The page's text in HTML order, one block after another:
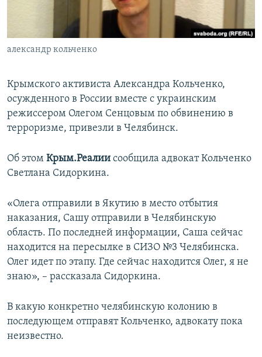
ПОБЕДИТЕЛЕЙ НЕ СУДЯТ?
КРЫМ.НЕПОКОРЕННЫЙ
ELIFBE
ПРИСОЕДИНЯЙТЕСЬ!
Все сайты RFE/RL
александр кольченко
Крымского активиста Александра Кольченко,
осужденного в России вместе с украинским
режиссером Олегом Сенцовым по обвинению в
терроризме, привезли в Челябинск.
Об этом Крым.Реалии сообщила адвокат Кольченко
Светлана Сидоркина.
«Олега отправили в Якутию в место отбытия
наказания, Сашу отправили в Челябинскую
область. По последней информации, Саша сейчас
находится на пересылке в СИЗО №3 Челябинска.
Олег идет по этапу. Где сейчас находится Олег, я не
знаю», – рассказала Сидоркина.
В какую конкретно челябинскую колонию в
последующем отправят Кольченко, адвокату пока
неизвестно.